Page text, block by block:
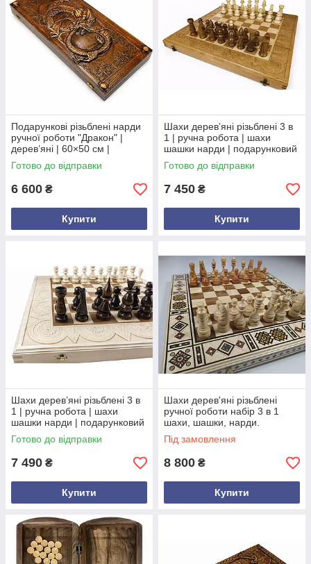
Подарункові різьблені нарди
ручної роботи "Дракон" |
дерев’яні | 60×50 см |
ексклюзивний подарунок
Готово до відправки
6 600 ₴
Купити
Шахи дерев’яні різьблені 3 в
1 | ручна робота | шахи
шашки нарди | подарунковий
набір
Готово до відправки
7 450 ₴
Купити
Шахи дерев’яні різьблені 3 в
1 | ручна робота | шахи
шашки нарди | подарунковий
набір
Готово до відправки
7 490 ₴
Купити
Шахи дерев'яні різьблені
ручної роботи набір 3 в 1
шахи, шашки, нарди.
Під замовлення
8 800 ₴
Купити